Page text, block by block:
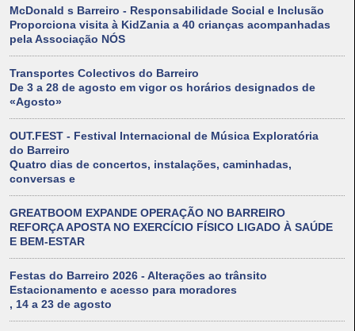
McDonald s Barreiro - Responsabilidade Social e Inclusão
Proporciona visita à KidZania a 40 crianças acompanhadas
pela Associação NÓS
Transportes Colectivos do Barreiro
De 3 a 28 de agosto em vigor os horários designados de
«Agosto»
OUT.FEST - Festival Internacional de Música Exploratória
do Barreiro
Quatro dias de concertos, instalações, caminhadas,
conversas e
GREATBOOM EXPANDE OPERAÇÃO NO BARREIRO
REFORÇA APOSTA NO EXERCÍCIO FÍSICO LIGADO À SAÚDE
E BEM-ESTAR
Festas do Barreiro 2026 - Alterações ao trânsito
Estacionamento e acesso para moradores
, 14 a 23 de agosto